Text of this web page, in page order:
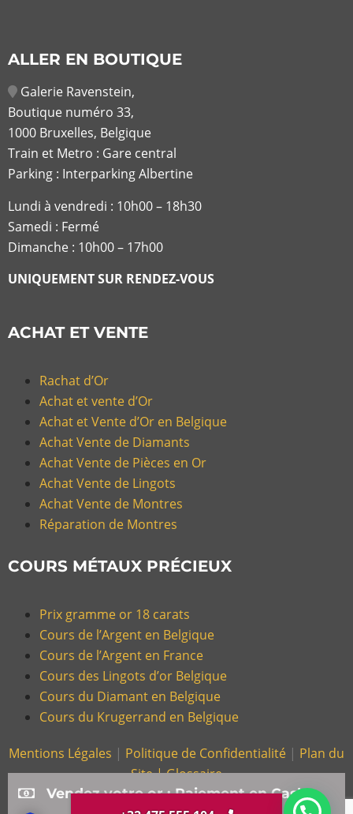
Vendez votre or : Paiement en Cash
ALLER EN BOUTIQUE
Galerie Ravenstein,
Boutique numéro 33,
1000 Bruxelles, Belgique
Train et Metro : Gare central
Parking : Interparking Albertine
Lundi à vendredi : 10h00 – 18h30
Samedi : Fermé
Dimanche : 10h00 – 17h00
UNIQUEMENT SUR RENDEZ-VOUS
ACHAT ET VENTE
Rachat d’Or
Achat et vente d’Or
Achat et Vente d’Or en Belgique
Achat Vente de Diamants
Achat Vente de Pièces en Or
Achat Vente de Lingots
Achat Vente de Montres
Réparation de Montres
COURS MÉTAUX PRÉCIEUX
Prix gramme or 18 carats
Cours de l’Argent en Belgique
Cours de l’Argent en France
Cours des Lingots d’or Belgique
Cours du Diamant en Belgique
Cours du Krugerrand en Belgique
Mentions Légales | Politique de Confidentialité | Plan du
Site |Glossaire
© Copyright 2026, Gold Or Cash – Magasin d’Achat et de